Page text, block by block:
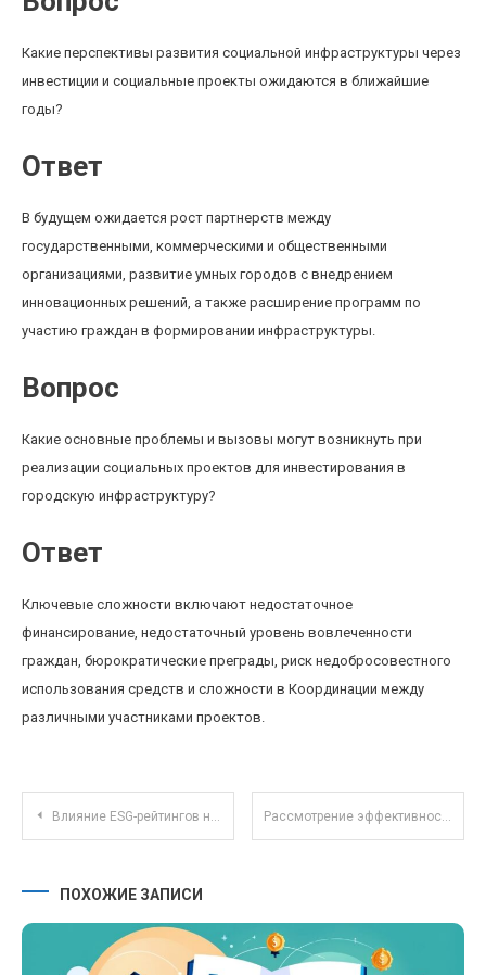
Какие перспективы развития социальной инфраструктуры через
инвестиции и социальные проекты ожидаются в ближайшие
годы?
Ответ
В будущем ожидается рост партнерств между
государственными, коммерческими и общественными
организациями, развитие умных городов с внедрением
инновационных решений, а также расширение программ по
участию граждан в формировании инфраструктуры.
Вопрос
Какие основные проблемы и вызовы могут возникнуть при
реализации социальных проектов для инвестирования в
городскую инфраструктуру?
Ответ
Ключевые сложности включают недостаточное
финансирование, недостаточный уровень вовлеченности
граждан, бюрократические преграды, риск недобросовестного
использования средств и сложности в Координации между
различными участниками проектов.
Навигация по записям
Влияние ESG-рейтингов на инвестиционные стратегии и динамику фондового рынка 2025 года Рассмотрение эффективности ПИФов в условиях растущей популярности ESG-инвестиций
ПОХОЖИЕ ЗАПИСИ